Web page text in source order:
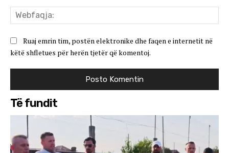
Ruaj emrin tim, postën elektronike dhe faqen e internetit në
këtë shfletues për herën tjetër që komentoj.
Të fundit